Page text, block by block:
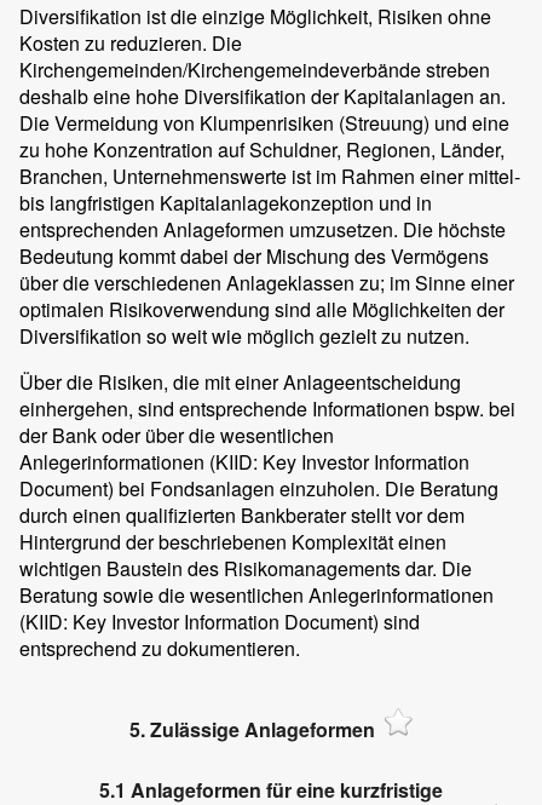
Diversifikation ist die einzige Möglichkeit, Risiken ohne
Kosten zu reduzieren. Die
Kirchengemeinden/Kirchengemeindeverbände streben
deshalb eine hohe Diversifikation der Kapitalanlagen an.
Die Vermeidung von Klumpenrisiken (Streuung) und eine
zu hohe Konzentration auf Schuldner, Regionen, Länder,
Branchen, Unternehmenswerte ist im Rahmen einer mittel-
bis langfristigen Kapitalanlagekonzeption und in
entsprechenden Anlageformen umzusetzen. Die höchste
Bedeutung kommt dabei der Mischung des Vermögens
über die verschiedenen Anlageklassen zu; im Sinne einer
optimalen Risikoverwendung sind alle Möglichkeiten der
Diversifikation so weit wie möglich gezielt zu nutzen.
Über die Risiken, die mit einer Anlageentscheidung
einhergehen, sind entsprechende Informationen bspw. bei
der Bank oder über die wesentlichen
Anlegerinformationen (KIID: Key Investor Information
Document) bei Fondsanlagen einzuholen. Die Beratung
durch einen qualifizierten Bankberater stellt vor dem
Hintergrund der beschriebenen Komplexität einen
wichtigen Baustein des Risikomanagements dar. Die
Beratung sowie die wesentlichen Anlegerinformationen
(KIID: Key Investor Information Document) sind
entsprechend zu dokumentieren.
5. Zulässige Anlageformen
5.1 Anlageformen für eine kurzfristige